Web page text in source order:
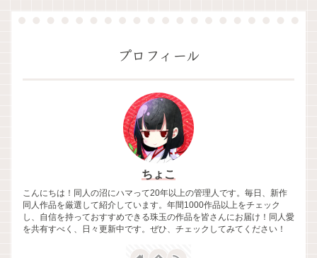
プロフィール
ちょこ
こんにちは！同人の沼にハマって20年以上の管理人です。毎日、新作
同人作品を厳選して紹介しています。年間1000作品以上をチェック
し、自信を持っておすすめできる珠玉の作品を皆さんにお届け！同人愛
を共有すべく、日々更新中です。ぜひ、チェックしてみてください！